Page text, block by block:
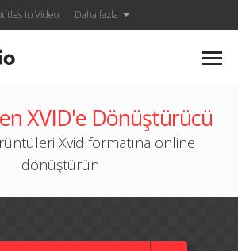
to Video Daha fazla
XVID'e Dönüştürücü
Xvid formatına online
dönüştürün